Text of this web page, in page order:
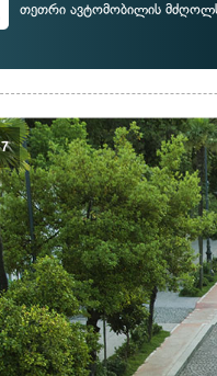
თეთრი ავტომობილის